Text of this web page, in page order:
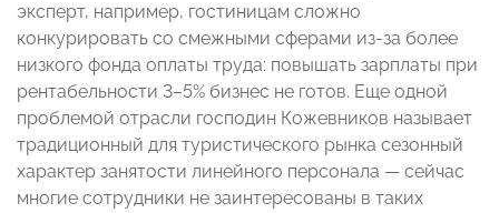
эксперт, например, гостиницам сложно
конкурировать со смежными сферами из-за более
низкого фонда оплаты труда: повышать зарплаты при
рентабельности 3–5% бизнес не готов. Еще одной
проблемой отрасли господин Кожевников называет
традиционный для туристического рынка сезонный
характер занятости линейного персонала — сейчас
многие сотрудники не заинтересованы в таких